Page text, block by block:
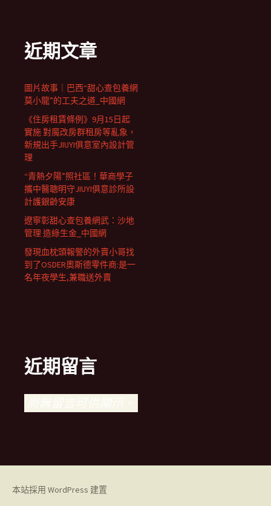
近期文章
圖片故事｜巴西“甜心查包養網
莫小龍”的工夫之道_中國網
《住房租賃條例》9月15日起
實施 對魔改房群租房等亂象，
新規出手JIUYI俱意室內設計管
理
“青熱夕陽”照社區！華商學子
攜中醫聰明守JIUYI俱意診所設
計護銀齡安康
遼寧彰甜心查包養網武：沙地
管理 造綠生金_中國網
發現血枕頭報警的外賣小哥找
到了OSDER奧斯德零件商:是一
名年夜學生,兼職送外賣
近期留言
尚無留言可供顯示。
本站採用 WordPress 建置